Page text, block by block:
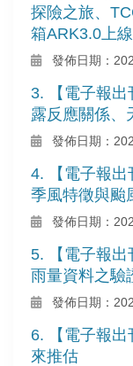
探險之旅、
箱ARK3.0上線
發佈日期：
3. 【電子報
露反應關係、
發佈日期：
4. 【電子報出
季風特徵與颱
發佈日期：
5. 【電子報出
雨量資料之驗
發佈日期：
6. 【電子報
來推估